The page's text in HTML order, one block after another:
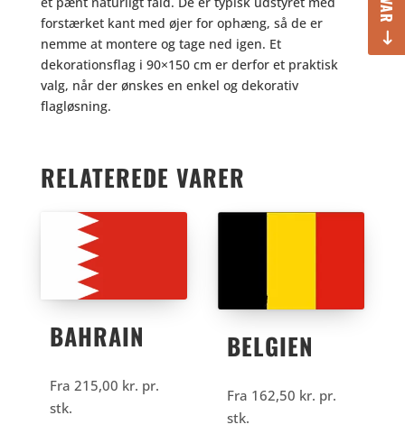
forstærket kant med øjer for ophæng, så de er
nemme at montere og tage ned igen. Et
dekorationsflag i 90×150 cm er derfor et praktisk
valg, når der ønskes en enkel og dekorativ
flagløsning.
RELATEREDE VARER
BAHRAIN
Fra 215,00 kr. pr.
stk.
BELGIEN
Fra 162,50 kr. pr.
stk.